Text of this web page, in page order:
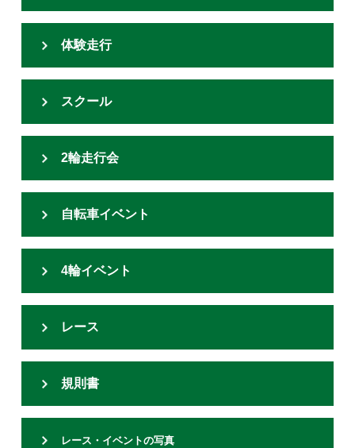
体験走行
スクール
2輪走行会
自転車イベント
4輪イベント
レース
規則書
レース・イベントの写真